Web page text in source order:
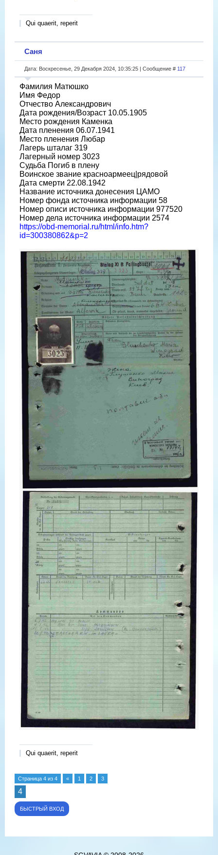
Qui quaerit, reperit
Саня
Дата: Воскресенье, 29 Декабря 2024, 10:35:25 | Сообщение # 117
Фамилия Матюшко
Имя Федор
Отчество Александрович
Дата рождения/Возраст 10.05.1905
Место рождения Каменка
Дата пленения 06.07.1941
Место пленения Любар
Лагерь шталаг 319
Лагерный номер 3023
Судьба Погиб в плену
Воинское звание красноармеец|рядовой
Дата смерти 22.08.1942
Название источника донесения ЦАМО
Номер фонда источника информации 58
Номер описи источника информации 977520
Номер дела источника информации 2574
https://obd-memorial.ru/html/info.htm?
id=300380862&p=2
Qui quaerit, reperit
Страница 4 из 4 « 1 2 3
4